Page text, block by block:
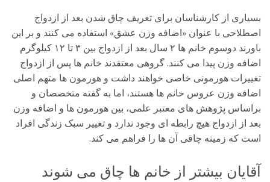
بسیاری از کارشناسان برای تعریف چاق شدن بعد از ازدواج
اصطلاحی با عنوان «اضافه وزن عشق» استفاده می کنند و بر این
باورند دوسوم خانم ها ۲ سال بعد از ازدواج بین ۳ تا ۱۲ کیلوگرم
اضافه وزن پیدا می کنند. گروهی معتقدند خانم ها پس از ازدواج
تغییرات هورمونی خاصی خواهند داشت و هورمون ها متهم اصلی
اضافه وزن عروس خانم ها هستند، اما به گفته متخصصان و
براساس پژوهش های معتبر علمی، بین هورمون ها و اضافه وزن
بعد از ازدواج هیچ رابطه ای وجود ندارد و تغییر سبک زندگی افراد
است که زمینه چاقی آن ها را فراهم می کند.
آقایان بیشتر از خانم ها چاق می شوند